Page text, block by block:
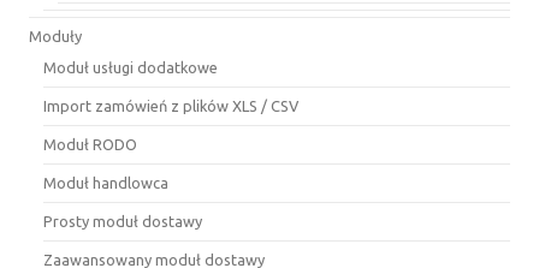
Moduły
Moduł usługi dodatkowe
Import zamówień z plików XLS / CSV
Moduł RODO
Moduł handlowca
Prosty moduł dostawy
Zaawansowany moduł dostawy